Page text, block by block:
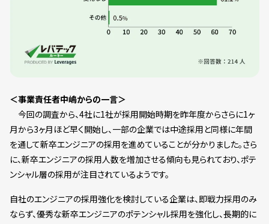
＜事業責任者中嶋からの一言＞
今回の調査から、4社に1社が採用開始時期を昨年度からさらに1ヶ
月から3ヶ月ほど早く開始し、一部の企業では中途採用と同様に年間
を通して新卒エンジニアの採用を進めていることが分かりました。さら
に、新卒エンジニアの採用人数を増加させる傾向も見られており、ポテ
ンシャル層の採用が注目されているようです。
自社のエンジニアの採用強化を検討している企業は、即戦力採用のみ
ならず、優秀な新卒エンジニアのポテンシャル採用を強化し、長期的に